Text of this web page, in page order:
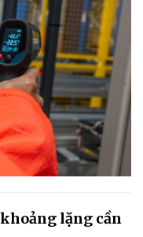
lặng cần